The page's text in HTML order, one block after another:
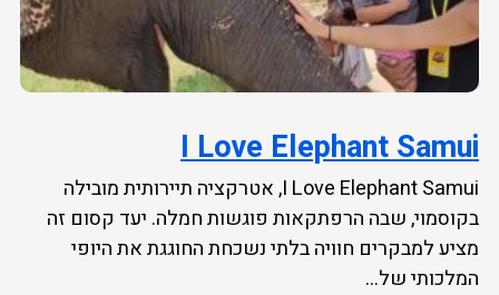
I Love Elephant Samui
I Love Elephant Samui, אטרקציה תיירותית מובילה
בקוסמוי, שבה הרפתקאות פוגשות חמלה. יעד קסום זה
מציע למבקרים חוויה בלתי נשכחת החוגגת את היופי
המלכותי של...